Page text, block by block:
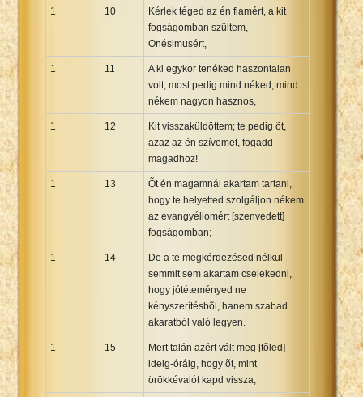
1 10
Kérlek téged az én fiamért, a kit
fogságomban szûltem,
Onésimusért,
1 11
A ki egykor tenéked haszontalan
volt, most pedig mind néked, mind
nékem nagyon hasznos,
1 12
Kit visszaküldöttem; te pedig õt,
azaz az én szívemet, fogadd
magadhoz!
1 13
Õt én magamnál akartam tartani,
hogy te helyetted szolgáljon nékem
az evangyéliomért [szenvedett]
fogságomban;
1 14
De a te megkérdezésed nélkül
semmit sem akartam cselekedni,
hogy jótéteményed ne
kényszerítésbõl, hanem szabad
akaratból való legyen.
1 15
Mert talán azért vált meg [tõled]
ideig-óráig, hogy õt, mint
örökkévalót kapd vissza;